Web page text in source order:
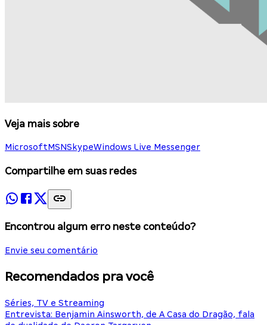
Veja mais sobre
MicrosoftMSNSkypeWindows Live Messenger
Compartilhe em suas redes
Encontrou algum erro neste conteúdo?
Envie seu comentário
Recomendados pra você
Séries, TV e Streaming
Entrevista: Benjamin Ainsworth, de A Casa do Dragão, fala